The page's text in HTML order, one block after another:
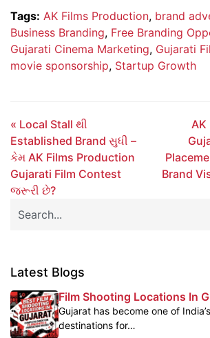
Tags: AK Films Production, brand
Business Branding, Free Branding
Gujarati Cinema Marketing, Gujarati
movie sponsorship, Startup Growth
« Local Stall થી
Established Brand સુધી –
કેમ AK Films Production
Gujarati Film Contest
જરૂરી છે?
Brand
Latest Blogs
Film Shooting Locations In
Complete Guide For
Gujarat has become one of
destinations for…